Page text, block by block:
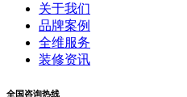
关于我们
品牌案例
全维服务
装修资讯
全国咨询热线